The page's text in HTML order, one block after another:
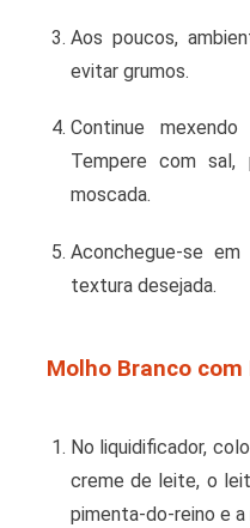
Aos poucos,
evitar grumos.
Continue
Tempere com sal,
moscada.
Aconchegue-se
textura desejada.
Molho Branco
No liquidificador,
creme de leite, o
pimenta-do-reino e a